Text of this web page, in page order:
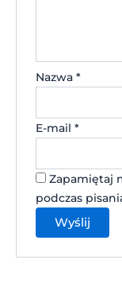
Nazwa*
E-mail*
Zapamiętaj
podczas